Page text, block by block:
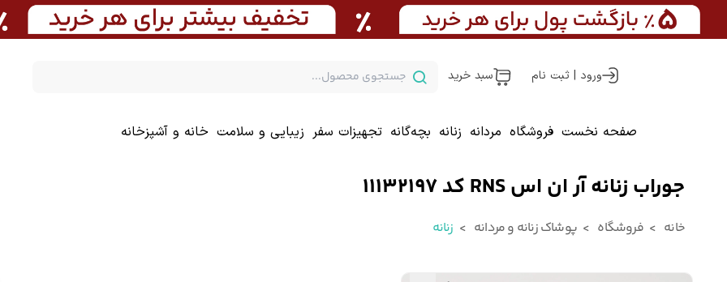
سبد خرید ورود | ثبت نام
صفحه نخست فروشگاه مردانه زنانه بچه‌گانه تجهیزات سفر زیبایی و سلامت خانه و آشپزخانه
جوراب زنانه آر ان اس RNS کد 11132197
خانه فروشگاه پوشاک زنانه و مردانه زنانه